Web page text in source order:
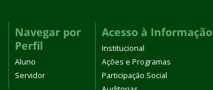
Navegar por
Perfil
Aluno
Servidor
Acesso à Informação
Institucional
Ações e Programas
Participação Social